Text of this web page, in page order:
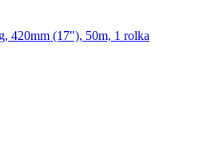
420mm (17"), 50m, 1 rolka